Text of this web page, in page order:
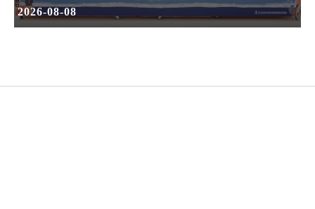
2026-08-08